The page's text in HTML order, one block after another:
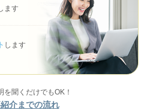
ます
します
聞くだけでもOK！
介までの流れ